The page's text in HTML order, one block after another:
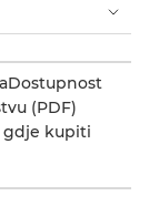
Dostupnost
(PDF)
gdje kupiti